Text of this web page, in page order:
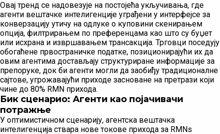
Овај тренд се надовезује на постојећа укључивања, где
агенти вештачке интелигенције уграђени у интерфејсе за
конверзацију утичу на одлуке о куповини скенирањем
опција, филтрирањем по преференцама као што су буџет
или исхрана и извршавањем трансакција. Трговци поседују
обогаћене првостраничке податке, позиционирајући их да
овим агентима достављају структуриране информације за
препоруке, док би агенти могли да заобиђу традиционалне
сајтове, угрожавајући приходе засноване на претрази који
чине до 80% RMN прихода.
Бик сценарио: Агенти као појачивачи
потражње
У оптимистичном сценарију, агентска вештачка
интелигенција ствара нове токове прихода за RMNs